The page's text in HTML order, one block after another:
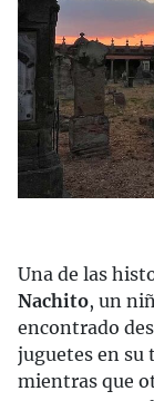
Una de las
Nachito, un
encontrado
juguetes en su
mientras que